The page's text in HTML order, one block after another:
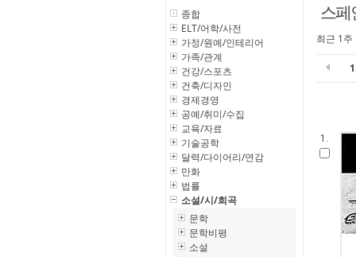
종합
ELT/어학/사전
가정/원예/인테리어
가족/관계
건강/스포츠
건축/디자인
경제경영
공예/취미/수집
교육/자료
기술공학
달력/다이어리/연감
만화
법률
소설/시/희곡
문학
문학비평
소설
스페
최근 1
1.